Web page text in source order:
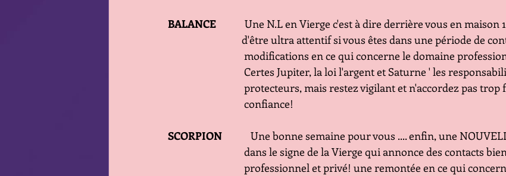
BALANCE
Une N.L en Vierge c'est à dire derrière vous en
d'être ultra attentif si vous êtes dans une période
modifications en ce qui concerne le domaine
Certes Jupiter, la loi l'argent et Saturne ' les
protecteurs, mais restez vigilant et n'accordez
                                confiance!
SCORPION
Une bonne semaine pour vous .... enfin, une
dans le signe de la Vierge qui annonce des
professionnel et privé! une remontée en ce